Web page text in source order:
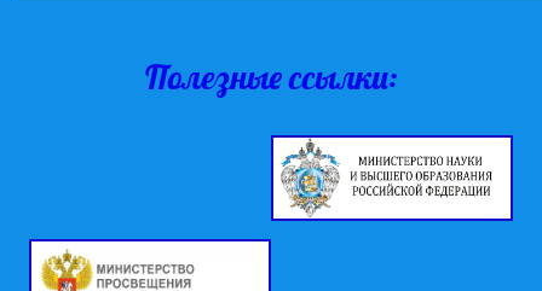
Полезные ссылки: